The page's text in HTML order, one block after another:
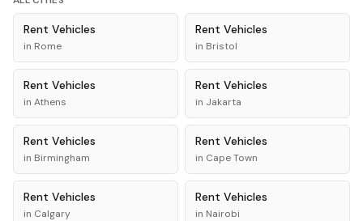
Rent Vehicles
in Rome
Rent Vehicles
in Bristol
Rent Vehicles
in Athens
Rent Vehicles
in Jakarta
Rent Vehicles
in Birmingham
Rent Vehicles
in Cape Town
Rent Vehicles
in Calgary
Rent Vehicles
in Nairobi